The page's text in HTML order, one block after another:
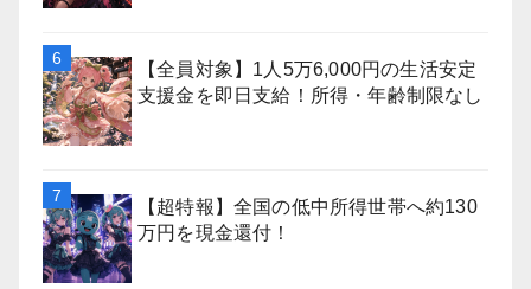
【全員対象】1人5万6,000円の生活安定
支援金を即日支給！所得・年齢制限なし
【超特報】全国の低中所得世帯へ約130
万円を現金還付！